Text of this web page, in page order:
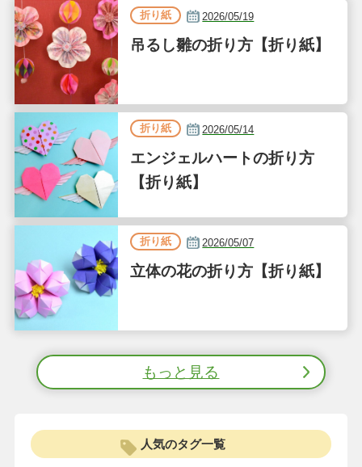
折り紙 2026/05/19
吊るし雛の折り方【折り紙】
折り紙 2026/05/14
エンジェルハートの折り方
【折り紙】
折り紙 2026/05/07
立体の花の折り方【折り紙】
もっと見る
人気のタグ一覧